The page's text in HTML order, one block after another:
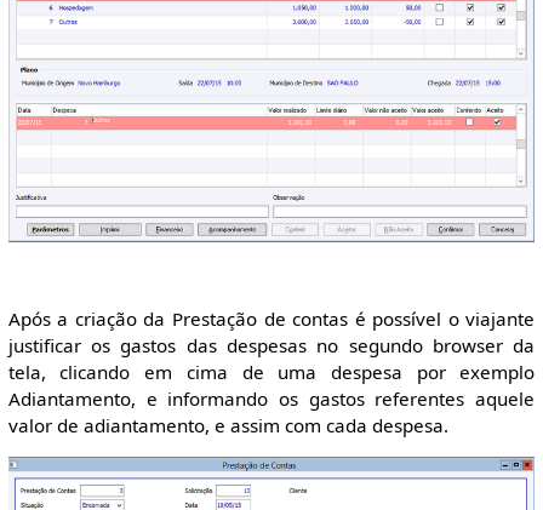
Após a criação da Prestação de contas é possível o viajante
justificar os gastos das despesas no segundo browser da
tela, clicando em cima de uma despesa por exemplo
Adiantamento, e informando os gastos referentes aquele
valor de adiantamento, e assim com cada despesa.